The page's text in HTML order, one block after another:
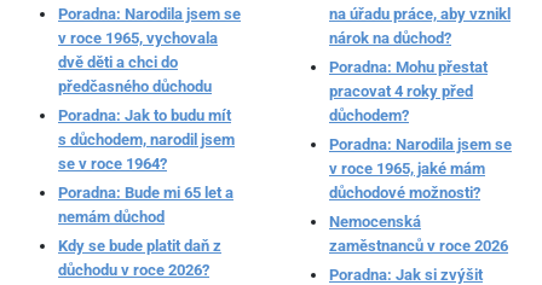
Poradna: Narodila jsem se
v roce 1965, vychovala
dvě děti a chci do
předčasného důchodu
Poradna: Jak to budu mít
s důchodem, narodil jsem
se v roce 1964?
Poradna: Bude mi 65 let a
nemám důchod
Kdy se bude platit daň z
důchodu v roce 2026?
na úřadu práce, aby vznikl
nárok na důchod?
Poradna: Mohu přestat
pracovat 4 roky před
důchodem?
Poradna: Narodila jsem se
v roce 1965, jaké mám
důchodové možnosti?
Nemocenská
zaměstnanců v roce 2026
Poradna: Jak si zvýšit